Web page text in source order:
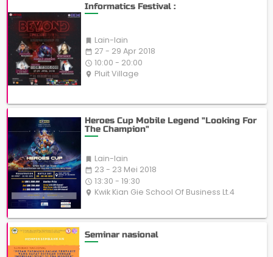
Informatics Festival :
 Lain-lain
date_range 27 - 29 Apr 2018
access_time 10:00 - 20:00
place Pluit Village
Heroes Cup Mobile Legend "Looking For
The Champion"
 Lain-lain
date_range 23 - 23 Mei 2018
access_time 13:30 - 19:30
place Kwik Kian Gie School Of Business Lt.4
Seminar nasional